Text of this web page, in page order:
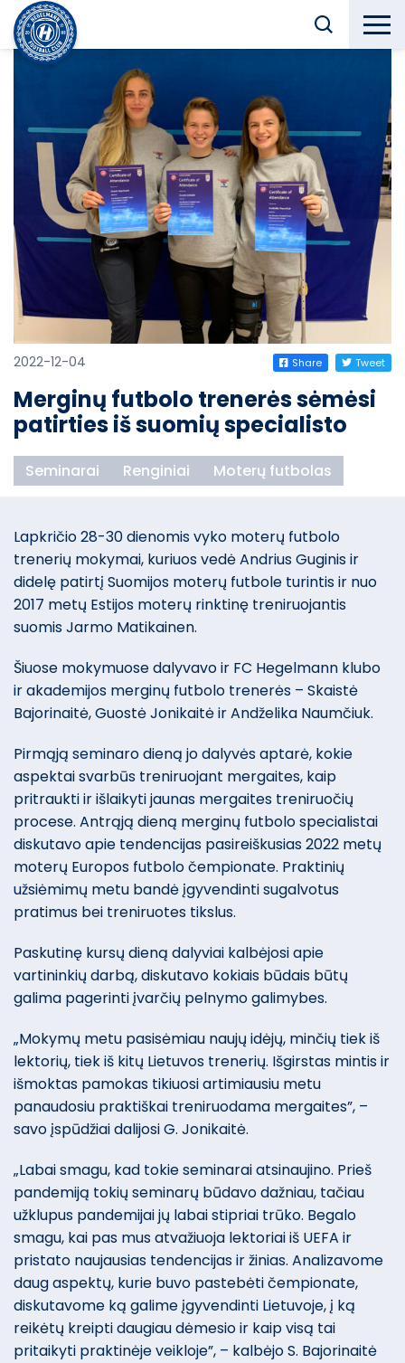
2022-12-04 Share Tweet
Merginų futbolo trenerės sėmėsi
patirties iš suomių specialisto
Seminarai Renginiai Moterų futbolas
Lapkričio 28-30 dienomis vyko moterų futbolo
trenerių mokymai, kuriuos vedė Andrius Guginis ir
didelę patirtį Suomijos moterų futbole turintis ir nuo
2017 metų Estijos moterų rinktinę treniruojantis
suomis Jarmo Matikainen.
Šiuose mokymuose dalyvavo ir FC Hegelmann klubo
ir akademijos merginų futbolo trenerės – Skaistė
Bajorinaitė, Guostė Jonikaitė ir Andželika Naumčiuk.
Pirmąją seminaro dieną jo dalyvės aptarė, kokie
aspektai svarbūs treniruojant mergaites, kaip
pritraukti ir išlaikyti jaunas mergaites treniruočių
procese. Antrąją dieną merginų futbolo specialistai
diskutavo apie tendencijas pasireiškusias 2022 metų
moterų Europos futbolo čempionate. Praktinių
užsiėmimų metu bandė įgyvendinti sugalvotus
pratimus bei treniruotes tikslus.
Paskutinę kursų dieną dalyviai kalbėjosi apie
vartininkių darbą, diskutavo kokiais būdais būtų
galima pagerinti įvarčių pelnymo galimybes.
„Mokymų metu pasisėmiau naujų idėjų, minčių tiek iš
lektorių, tiek iš kitų Lietuvos trenerių. Išgirstas mintis ir
išmoktas pamokas tikiuosi artimiausiu metu
panaudosiu praktiškai treniruodama mergaites”, –
savo įspūdžiai dalijosi G. Jonikaitė.
„Labai smagu, kad tokie seminarai atsinaujino. Prieš
pandemiją tokių seminarų būdavo dažniau, tačiau
užklupus pandemijai jų labai stipriai trūko. Begalo
smagu, kai pas mus atvažiuoja lektoriai iš UEFA ir
pristato naujausias tendencijas ir žinias. Analizavome
daug aspektų, kurie buvo pastebėti čempionate,
diskutavome ką galime įgyvendinti Lietuvoje, į ką
reikėtų kreipti daugiau dėmesio ir kaip visą tai
pritaikyti praktinėje veikloje”, – kalbėjo S. Bajorinaitė